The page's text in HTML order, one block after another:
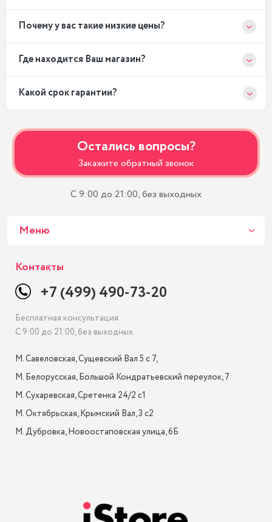
Почему у вас такие низкие цены?
Где находится Ваш магазин?
Какой срок гарантии?
Остались вопросы?
Закажите обратный звонок
С 9:00 до 21:00, без выходных
Меню
Контакты
+7 (499) 490-73-20
Бесплатная консультация
С 9:00 до 21:00, без выходных
М. Савеловская, Сущевский Вал 5 с 7,
М. Белорусская, Большой Кондратьевский переулок, 7
М. Сухаревская, Сретенка 24/2 с1
М. Октябрьская, Крымский Вал, 3 с2
М. Дубровка, Новоостаповская улица, 6Б